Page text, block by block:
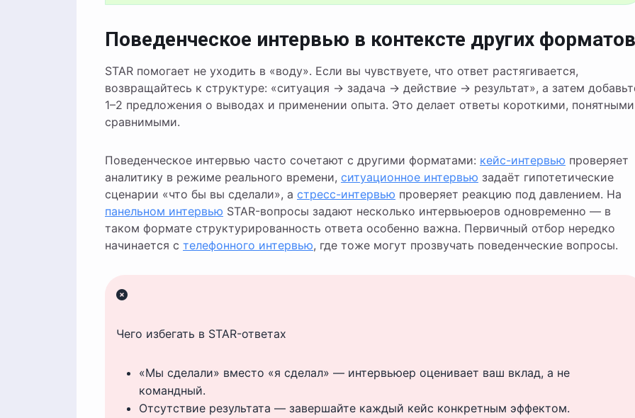
Поведенческое интервью в контексте других форматов
STAR помогает не уходить в «воду». Если вы чувствуете, что ответ растягивается,
возвращайтесь к структуре: «ситуация → задача → действие → результат», а затем
1–2 предложения о выводах и применении опыта. Это делает ответы короткими,
сравнимыми.
Поведенческое интервью часто сочетают с другими форматами: кейс-интервью проверяет
аналитику в режиме реального времени, ситуационное интервью задаёт гипотетические
сценарии «что бы вы сделали», а стресс-интервью проверяет реакцию под давлением. На
панельном интервью STAR-вопросы задают несколько интервьюеров одновременно — в
таком формате структурированность ответа особенно важна. Первичный отбор нередко
начинается с телефонного интервью, где тоже могут прозвучать поведенческие вопросы.
Чего избегать в STAR-ответах
«Мы сделали» вместо «я сделал» — интервьюер оценивает ваш вклад, а не
командный.
Отсутствие результата — завершайте каждый кейс конкретным эффектом.